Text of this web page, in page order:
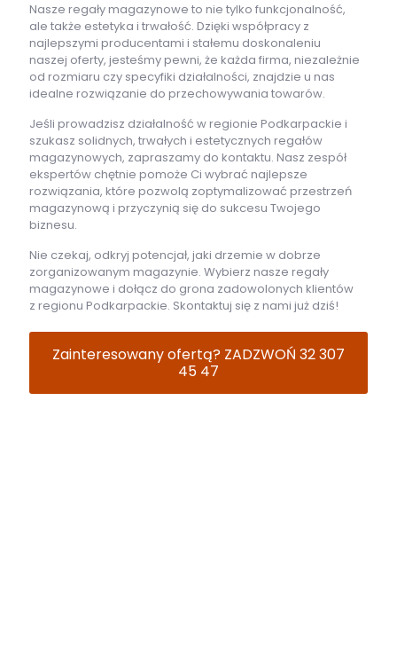
Nasze regały magazynowe to nie tylko funkcjonalność,
ale także estetyka i trwałość. Dzięki współpracy z
najlepszymi producentami i stałemu doskonaleniu
naszej oferty, jesteśmy pewni, że każda firma, niezależnie
od rozmiaru czy specyfiki działalności, znajdzie u nas
idealne rozwiązanie do przechowywania towarów.
Jeśli prowadzisz działalność w regionie Podkarpackie i
szukasz solidnych, trwałych i estetycznych regałów
magazynowych, zapraszamy do kontaktu. Nasz zespół
ekspertów chętnie pomoże Ci wybrać najlepsze
rozwiązania, które pozwolą zoptymalizować przestrzeń
magazynową i przyczynią się do sukcesu Twojego
biznesu.
Nie czekaj, odkryj potencjał, jaki drzemie w dobrze
zorganizowanym magazynie. Wybierz nasze regały
magazynowe i dołącz do grona zadowolonych klientów
z regionu Podkarpackie. Skontaktuj się z nami już dziś!
Zainteresowany ofertą? ZADZWOŃ 32 307
45 47